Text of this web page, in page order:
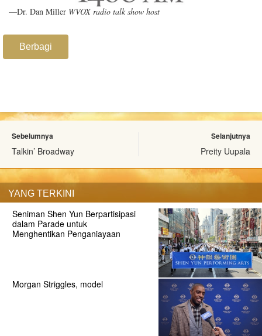
—Dr. Dan Miller WVOX radio talk show host
Berbagi
Sebelumnya
Talkin’ Broadway
Selanjutnya
Preity Uupala
YANG TERKINI
Seniman Shen Yun Berpartisipasi
dalam Parade untuk
Menghentikan Penganiayaan
Morgan Striggles, model